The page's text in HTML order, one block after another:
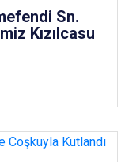
Sn.
Kızılcasu